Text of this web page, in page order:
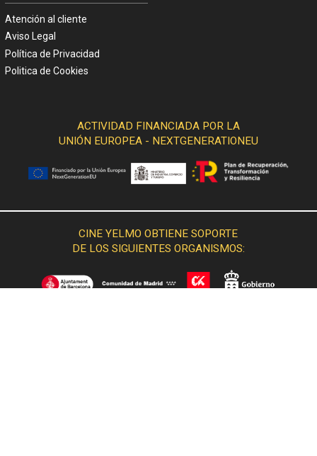
Atención al cliente
Aviso Legal
Política de Privacidad
Politica de Cookies
ACTIVIDAD FINANCIADA POR LA
UNIÓN EUROPEA - NEXTGENERATIONEU
CINE YELMO OBTIENE SOPORTE
DE LOS SIGUIENTES ORGANISMOS: